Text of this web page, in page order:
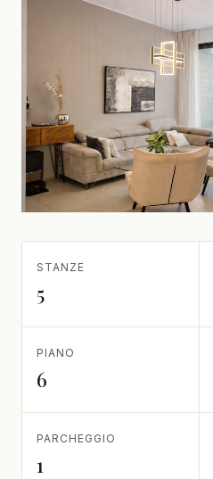
STANZE
5
PIANO
6
PARCHEGGIO
1